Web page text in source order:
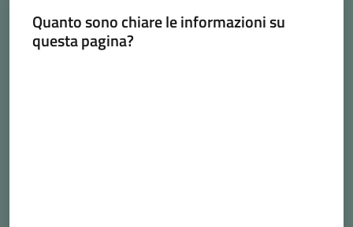
Vivere
Cava
Quanto sono chiare le informazioni su
questa pagina?